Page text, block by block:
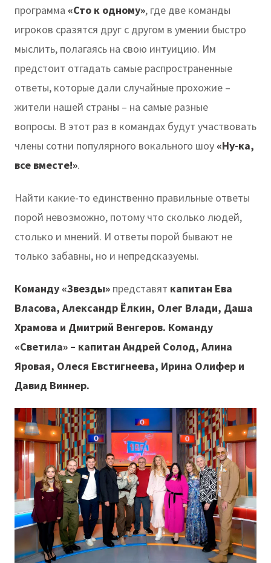
программа «Сто к одному», где две команды
игроков сразятся друг с другом в умении быстро
мыслить, полагаясь на свою интуицию. Им
предстоит отгадать самые распространенные
ответы, которые дали случайные прохожие –
жители нашей страны – на самые разные
вопросы. В этот раз в командах будут участвовать
члены сотни популярного вокального шоу «Ну-ка,
все вместе!».
Найти какие-то единственно правильные ответы
порой невозможно, потому что сколько людей,
столько и мнений. И ответы порой бывают не
только забавны, но и непредсказуемы.
Команду «Звезды» представят капитан Ева
Власова, Александр Ёлкин, Олег Влади, Даша
Храмова и Дмитрий Венгеров. Команду
«Светила» – капитан Андрей Солод, Алина
Яровая, Олеся Евстигнеева, Ирина Олифер и
Давид Виннер.